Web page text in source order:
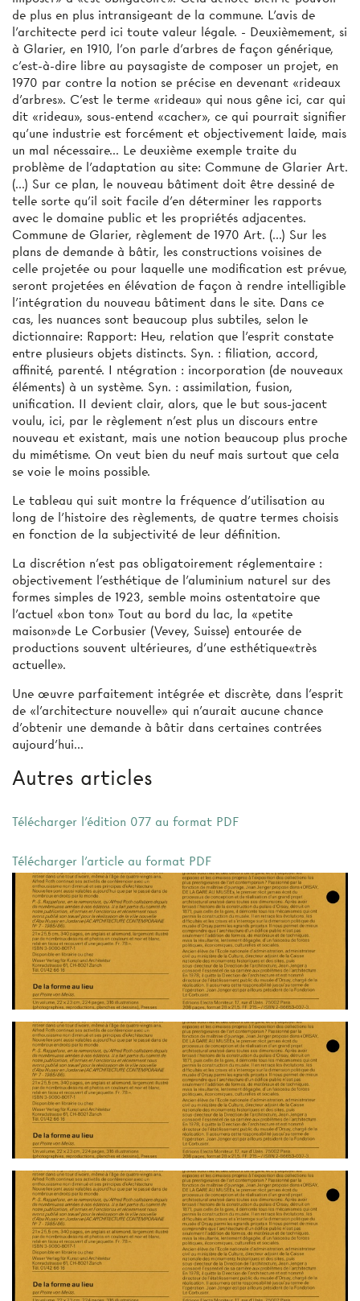
de plus en plus intransigeant de la commune. L'avis de
l'architecte perd ici toute valeur légale. - Deuxièmement, si
à Glarier, en 1910, l'on parle d'arbres de façon générique,
c'est-à-dire libre au paysagiste de composer un projet, en
1970 par contre la notion se précise en devenant «rideaux
d'arbres». C’est le terme «rideau» qui nous gêne ici, car qui
dit «rideau», sous-entend «cacher», ce qui pourrait signifier
qu'une industrie est forcément et objectivement laide, mais
un mal nécessaire... Le deuxième exemple traite du
problème de l'adaptation au site: Commune de Glarier Art.
(...) Sur ce plan, le nouveau bâtiment doit être dessiné de
telle sorte qu'il soit facile d'en déterminer les rapports
avec le domaine public et les propriétés adjacentes.
Commune de Glarier, règlement de 1970 Art. (...) Sur les
plans de demande à bâtir, les constructions voisines de
celle projetée ou pour laquelle une modification est prévue,
seront projetées en élévation de façon à rendre intelligible
l'intégration du nouveau bâtiment dans le site. Dans ce
cas, les nuances sont beaucoup plus subtiles, selon le
dictionnaire: Rapport: Heu, relation que l'esprit constate
entre plusieurs objets distincts. Syn. : filiation, accord,
affinité, parenté. I ntégration : incorporation (de nouveaux
éléments) à un système. Syn. : assimilation, fusion,
unification. II devient clair, alors, que le but sous-jacent
voulu, ici, par le règlement n'est plus un discours entre
nouveau et existant, mais une notion beaucoup plus proche
du mimétisme. On veut bien du neuf mais surtout que cela
se voie le moins possible.
Le tableau qui suit montre la fréquence d'utilisation au
long de l’histoire des règlements, de quatre termes choisis
en fonction de la subjectivité de leur définition.
La discrétion n’est pas obligatoirement réglementaire :
objectivement l'esthétique de l'aluminium naturel sur des
formes simples de 1923, semble moins ostentatoire que
l’actuel «bon ton» Tout au bord du lac, la «petite
maison»de Le Corbusier (Vevey, Suisse) entourée de
productions souvent ultérieures, d'une esthétique«très
actuelle».
Une œuvre parfaitement intégrée et discrète, dans l'esprit
de «l'architecture nouvelle» qui n'aurait aucune chance
d'obtenir une demande à bâtir dans certaines contrées
aujourd'hui...
Autres articles
Télécharger l'édition 077 au format PDF
Télécharger l'article au format PDF